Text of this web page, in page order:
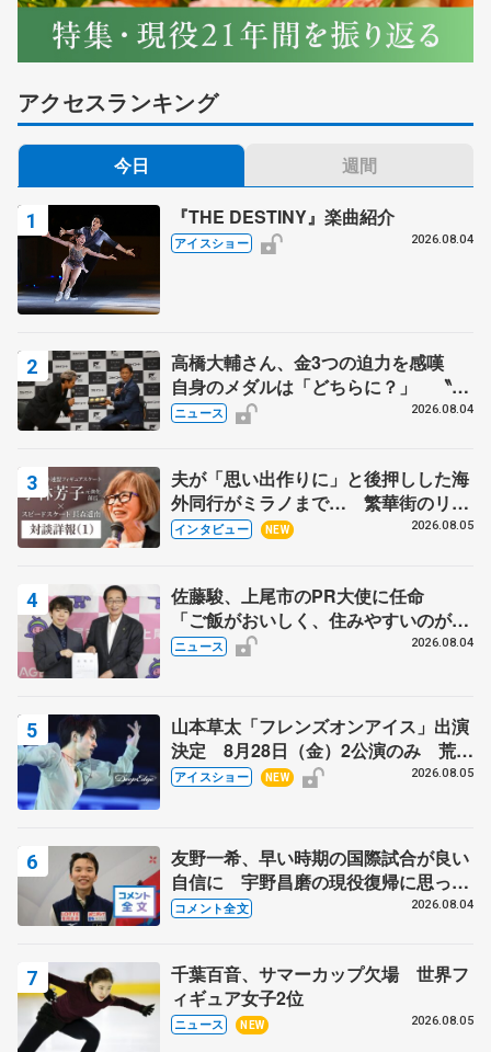
アクセスランキング
今日 週間
『THE DESTINY』楽曲紹介
アイスショー 2026.08.04
高橋大輔さん、金3つの迫力を感嘆
自身のメダルは「どちらに？」 〝リ
ス兄弟〟オリンピック3連覇の野村忠
ニュース 2026.08.04
夫が「思い出作りに」と後押しした海
外同行がミラノまで… 繁華街のリン
クでは不良のお兄さんも味方に 小林
インタビュー NEW 2026.08.05
佐藤駿、上尾市のPR大使に任命
「ご飯がおいしく、住みやすいのが魅
力」
ニュース 2026.08.04
山本草太「フレンズオンアイス」出演
決定 8月28日（金）2公演のみ 荒川
静香さんプロデュース、20周年のアイ
アイスショー NEW 2026.08.05
友野一希、早い時期の国際試合が良い
自信に 宇野昌磨の現役復帰に思って
いること 【アジアンオープントロフ
コメント全文 2026.08.04
千葉百音、サマーカップ欠場 世界フ
ィギュア女子2位
ニュース NEW 2026.08.05